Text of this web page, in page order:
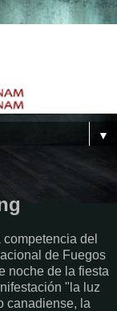
▼
del
de Fuegos
noche de la fiesta
"la luz
canadiense, la